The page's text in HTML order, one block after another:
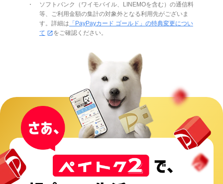
ソフトバンク（ワイモバイル、LINEMOを含む）の通信料
等、ご利用金額の集計の対象外となる利用先がございま
す。詳細は 「PayPayカード ゴールド」の特典変更につい
て
をご確認ください。